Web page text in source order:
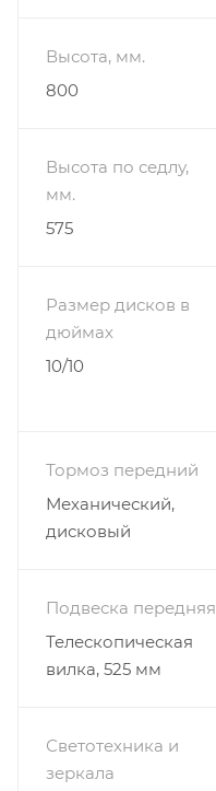
Высота, мм.
800
Высота по седлу,
мм.
575
Размер дисков в
дюймах
10/10
Тормоз передний
Механический,
дисковый
Подвеска передняя
Телескопическая
вилка, 525 мм
Светотехника и
зеркала